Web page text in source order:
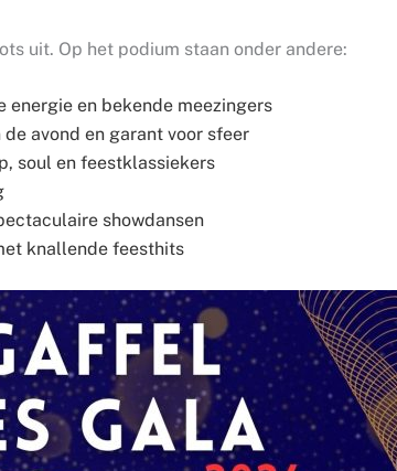
uit. Op het podium staan onder andere:
energie en bekende meezingers
avond en garant voor sfeer
soul en feestklassiekers
showdansen
knallende feesthits